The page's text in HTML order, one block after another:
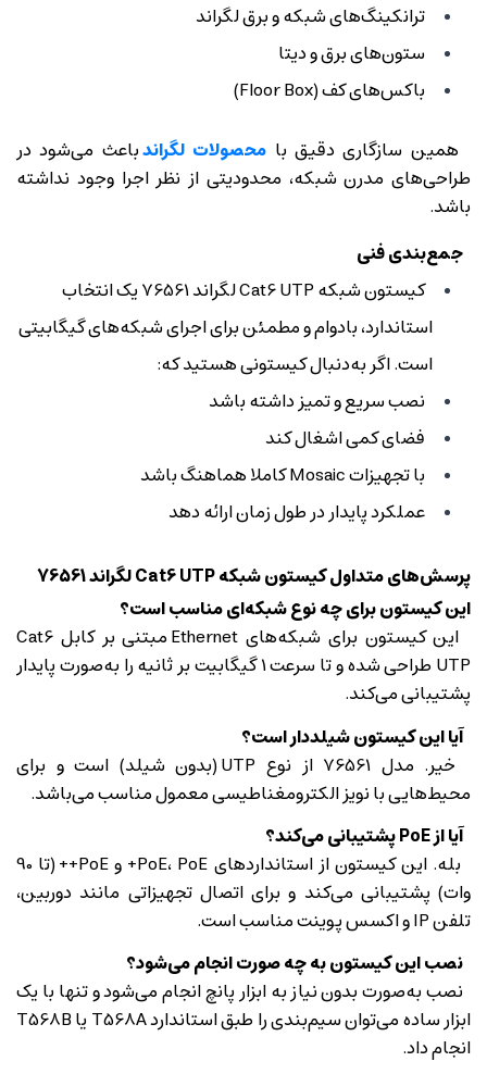
ترانکینگ‌های شبکه و برق لگراند
ستون‌های برق و دیتا
باکس‌های کف (Floor Box)
همین سازگاری دقیق با محصولات لگراندباعث می‌شود در
طراحی‌های مدرن شبکه، محدودیتی از نظر اجرا وجود نداشته
باشد.
جمع‌بندی فنی
کیستون شبکه Cat6 UTP لگراند 76561 یک انتخاب
استاندارد، بادوام و مطمئن برای اجرای شبکه‌های گیگابیتی
است. اگر به‌دنبال کیستونی هستید که:
نصب سریع و تمیز داشته باشد
فضای کمی اشغال کند
با تجهیزات Mosaic کاملا هماهنگ باشد
عملکرد پایدار در طول زمان ارائه دهد
پرسش‌های متداول کیستون شبکه Cat6 UTP لگراند 76561
این کیستون برای چه نوع شبکه‌ای مناسب است؟
این کیستون برای شبکه‌های Ethernet مبتنی بر کابل Cat6
UTP طراحی شده و تا سرعت 1 گیگابیت بر ثانیه را به‌صورت پایدار
پشتیبانی می‌کند.
آیا این کیستون شیلددار است؟
خیر. مدل 76561 از نوع UTP (بدون شیلد) است و برای
محیط‌هایی با نویز الکترومغناطیسی معمول مناسب می‌باشد.
آیا از PoE پشتیبانی می‌کند؟
بله. این کیستون از استانداردهای PoE، PoE+ و PoE++ (تا 90
وات) پشتیبانی می‌کند و برای اتصال تجهیزاتی مانند دوربین،
تلفن IP و اکسس پوینت مناسب است.
نصب این کیستون به چه صورت انجام می‌شود؟
نصب به‌صورت بدون نیاز به ابزار پانچ انجام می‌شود و تنها با یک
ابزار ساده می‌توان سیم‌بندی را طبق استاندارد T568A یا T568B
انجام داد.